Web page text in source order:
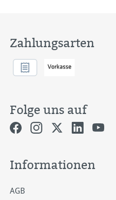
Zahlungsarten
Folge uns auf
Informationen
AGB